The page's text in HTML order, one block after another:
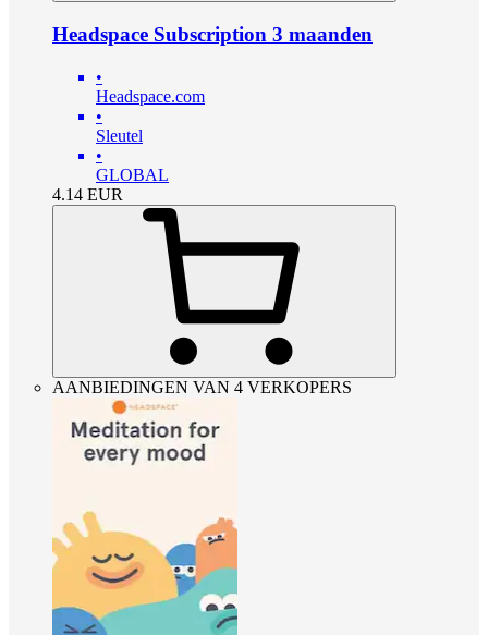
Headspace Subscription 3 maanden
•
Headspace.com
•
Sleutel
•
GLOBAL
4.14 EUR
AANBIEDINGEN VAN 4 VERKOPERS